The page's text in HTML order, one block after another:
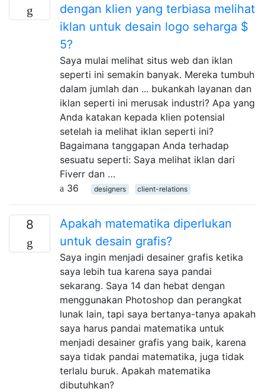
dengan klien yang terbiasa melihat
iklan untuk desain logo seharga $
5?
Saya mulai melihat situs web dan iklan
seperti ini semakin banyak. Mereka tumbuh
dalam jumlah dan ... bukankah layanan dan
iklan seperti ini merusak industri? Apa yang
Anda katakan kepada klien potensial
setelah ia melihat iklan seperti ini?
Bagaimana tanggapan Anda terhadap
sesuatu seperti: Saya melihat iklan dari
Fiverr dan …
36
designers client-relations
8
Apakah matematika diperlukan
untuk desain grafis?
Saya ingin menjadi desainer grafis ketika
saya lebih tua karena saya pandai
sekarang. Saya 14 dan hebat dengan
menggunakan Photoshop dan perangkat
lunak lain, tapi saya bertanya-tanya apakah
saya harus pandai matematika untuk
menjadi desainer grafis yang baik, karena
saya tidak pandai matematika, juga tidak
terlalu buruk. Apakah matematika
dibutuhkan?